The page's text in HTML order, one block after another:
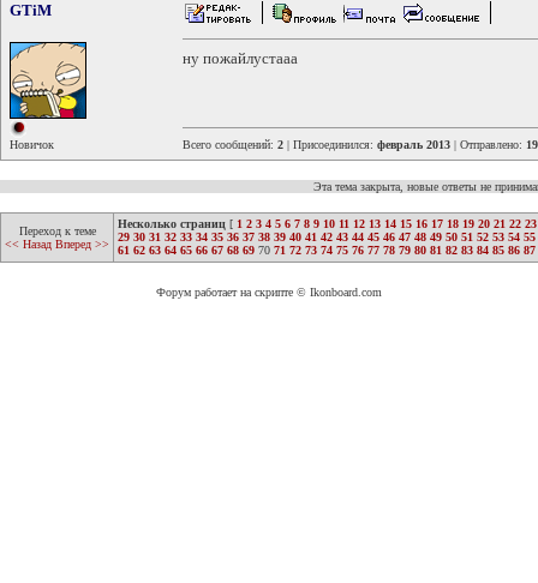
GTiM
Новичок
ну пожайлустааа
Всего сообщений: 2 | Присоединился: февраль 2013 | Отправлено:
Эта тема закрыта, новые ответы не
Переход к теме
<< Назад Вперед >>
Несколько страниц [ 1 2 3 4 5 6 7 8 9 10 11 12 13 14 15 16 17 18 19 20 21 22 23
29 30 31 32 33 34 35 36 37 38 39 40 41 42 43 44 45 46 47 48 49 50 51 52 53 54 55
61 62 63 64 65 66 67 68 69 70 71 72 73 74 75 76 77 78 79 80 81 82 83 84 85 86 87
Форум работает на скрипте © Ikonboard.com